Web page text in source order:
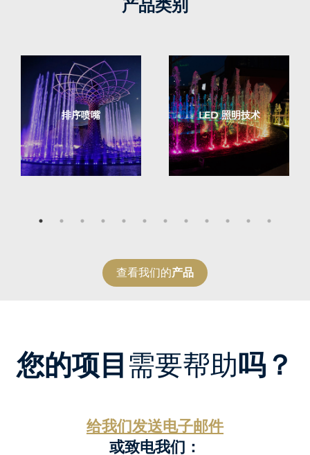
产品类别
排序喷嘴 LED 照明技术
查看我们的产品
您的项目需要帮助吗？
给我们发送电子邮件
或致电我们：